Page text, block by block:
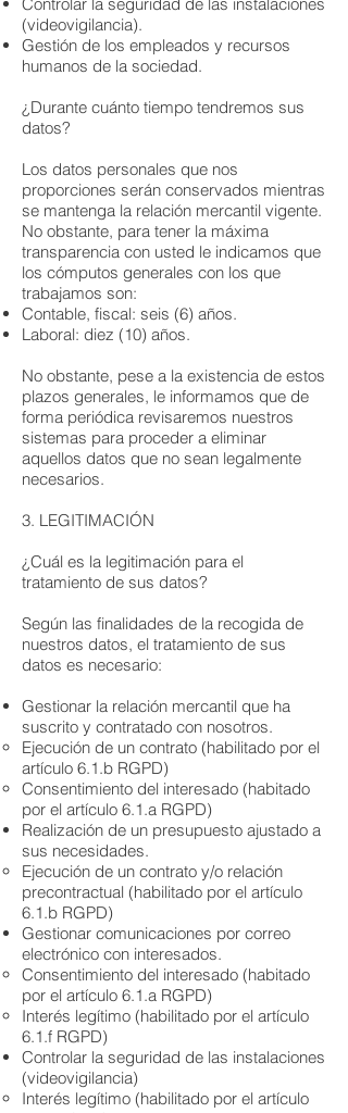
(videovigilancia).
Gestión de los empleados y recursos
humanos de la sociedad.
¿Durante cuánto tiempo tendremos sus
datos?
Los datos personales que nos
proporciones serán conservados mientras
se mantenga la relación mercantil vigente.
No obstante, para tener la máxima
transparencia con usted le indicamos que
los cómputos generales con los que
trabajamos son:
Contable, fiscal: seis (6) años.
Laboral: diez (10) años.
No obstante, pese a la existencia de estos
plazos generales, le informamos que de
forma periódica revisaremos nuestros
sistemas para proceder a eliminar
aquellos datos que no sean legalmente
necesarios.
3. LEGITIMACIÓN
¿Cuál es la legitimación para el
tratamiento de sus datos?
Según las finalidades de la recogida de
nuestros datos, el tratamiento de sus
datos es necesario:
Gestionar la relación mercantil que ha
suscrito y contratado con nosotros.
Ejecución de un contrato (habilitado por el
artículo 6.1.b RGPD)
Consentimiento del interesado (habitado
por el artículo 6.1.a RGPD)
Realización de un presupuesto ajustado a
sus necesidades.
Ejecución de un contrato y/o relación
precontractual (habilitado por el artículo
6.1.b RGPD)
Gestionar comunicaciones por correo
electrónico con interesados.
Consentimiento del interesado (habitado
por el artículo 6.1.a RGPD)
Interés legítimo (habilitado por el artículo
6.1.f RGPD)
Controlar la seguridad de las instalaciones
(videovigilancia)
Interés legítimo (habilitado por el artículo